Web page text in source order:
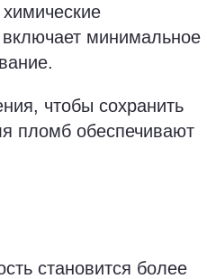
включает минимальное
чтобы сохранить
пломб обеспечивают
становится более